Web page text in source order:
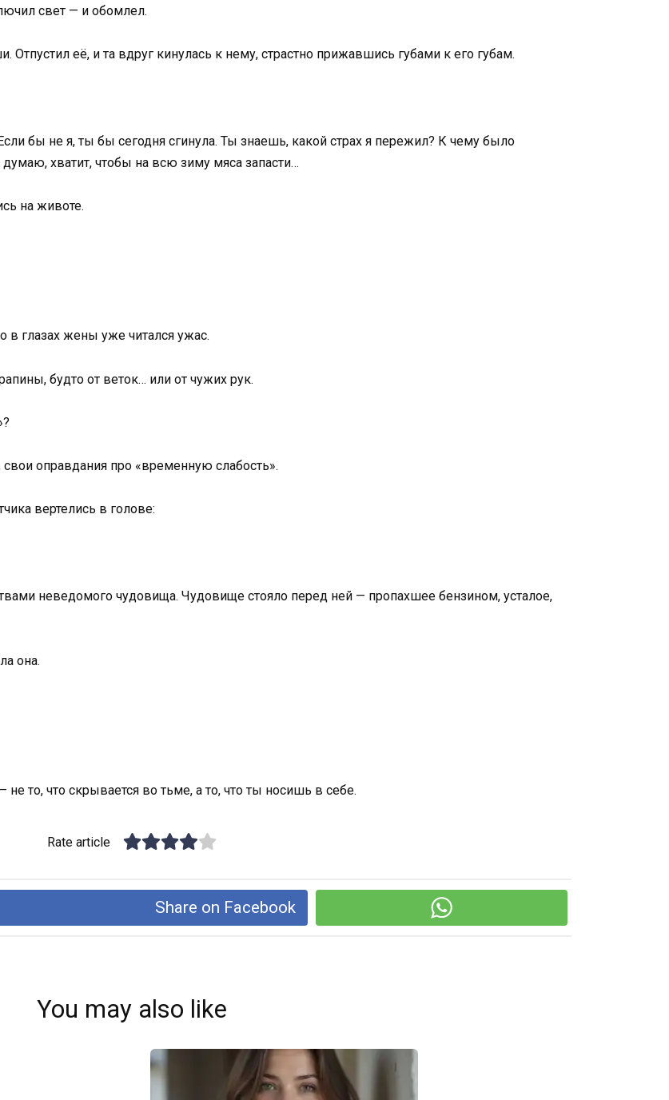
свет — и обомлел.
её, и та вдруг кинулась к нему, страстно прижавшись губами к его губам.
бы не я, ты бы сегодня сгинула. Ты знаешь, какой страх я пережил? К чему было
хватит, чтобы на всю зиму мяса запасти…
на животе.
в глазах жены уже читался ужас.
будто от веток… или от чужих рук.
оправдания про «временную слабость».
вертелись в голове:
неведомого чудовища. Чудовище стояло перед ней — пропахшее бензином, усталое,
она.
то, что скрывается во тьме, а то, что ты носишь в себе.
Rate article
Share on Facebook
You may also like